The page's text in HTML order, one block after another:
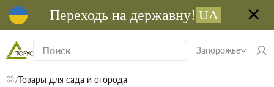
Переходь на державну! UA
Запорожье
Товары для сада и огорода